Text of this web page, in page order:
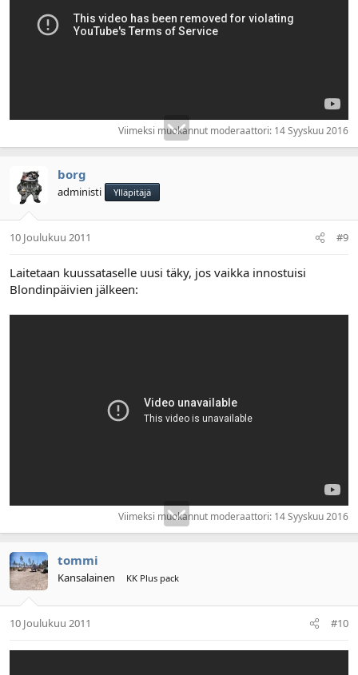
Viimeksi muokannut moderaattori: 14 Syyskuu 2016
borg
administi Ylläpitäjä
10 Joulukuu 2011 #9
Laitetaan kuussataselle uusi täky, jos vaikka innostuisi
Blondinpäivien jälkeen:
Viimeksi muokannut moderaattori: 14 Syyskuu 2016
tommi
Kansalainen KK Plus pack
10 Joulukuu 2011 #10